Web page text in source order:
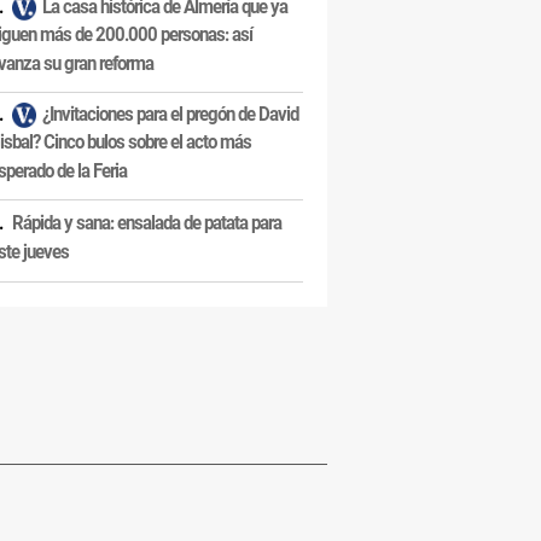
La casa histórica de Almería que ya
más de 200.000 personas: así
su gran reforma
¿Invitaciones para el pregón de David
Cinco bulos sobre el acto más
de la Feria
Rápida y sana: ensalada de patata para
jueves